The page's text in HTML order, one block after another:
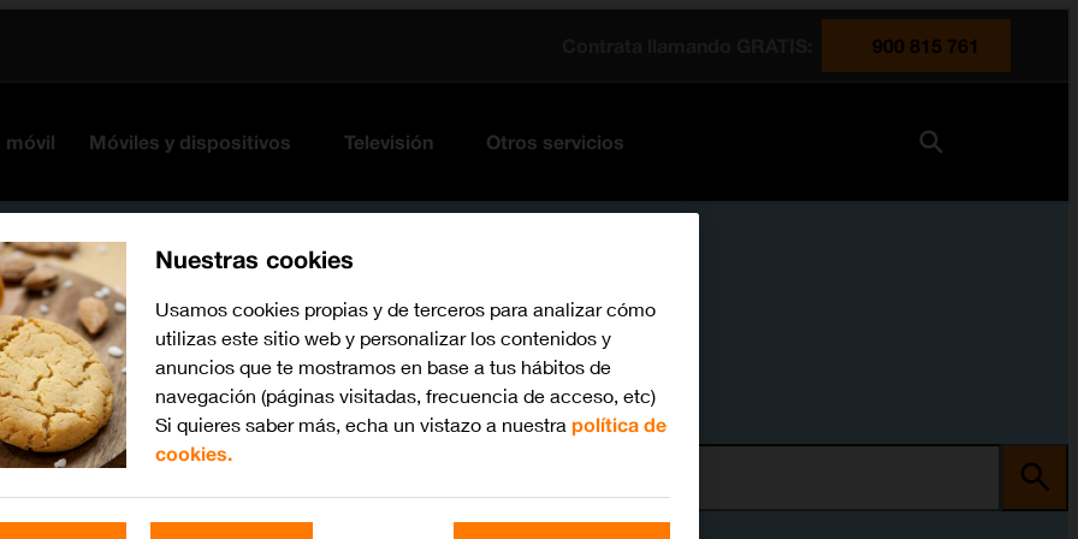
900 815 761
móvil Móviles y dispositivos Televisión Otros servicios
Nuestras cookies
Usamos cookies propias y de terceros para analizar cómo
utilizas este sitio web y personalizar los contenidos y
anuncios que te mostramos en base a tus hábitos de
navegación (páginas visitadas, frecuencia de acceso, etc)
Si quieres saber más, echa un vistazo a nuestra política de
cookies.